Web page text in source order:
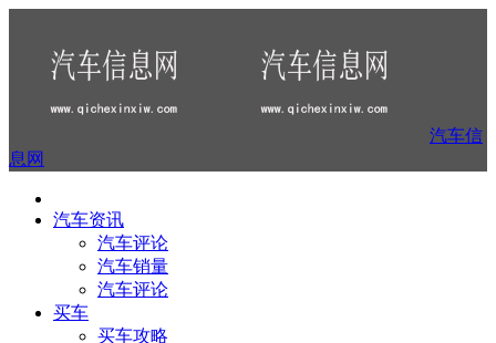
汽车信
息网
汽车资讯
汽车评论
汽车销量
汽车评论
买车
买车攻略